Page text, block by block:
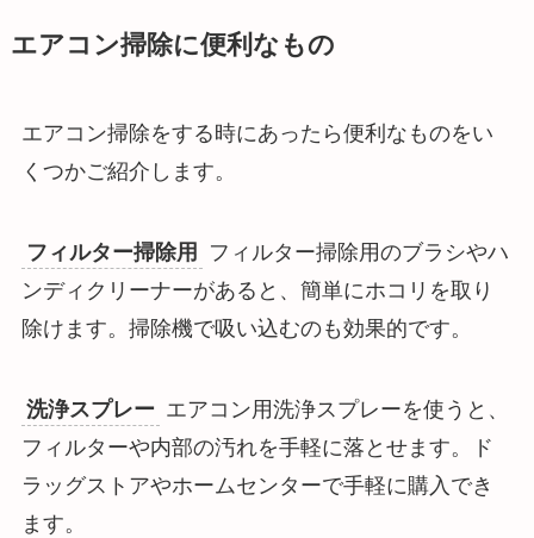
エアコン掃除に便利なもの
エアコン掃除をする時にあったら便利なものをい
くつかご紹介します。
フィルター掃除用
フィルター掃除用のブラシやハ
ンディクリーナーがあると、簡単にホコリを取り
除けます。掃除機で吸い込むのも効果的です。
洗浄スプレー エアコン用洗浄スプレーを使うと、
フィルターや内部の汚れを手軽に落とせます。ド
ラッグストアやホームセンターで手軽に購入でき
ます。